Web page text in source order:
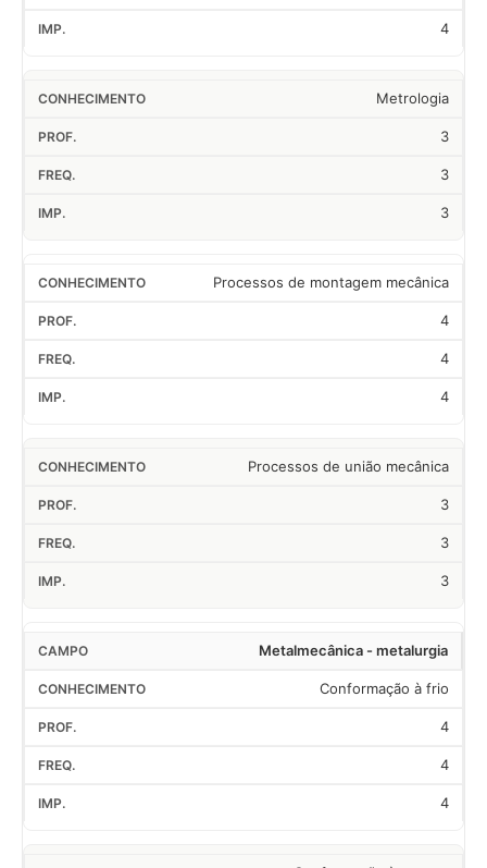
4
Metrologia
3
3
3
Processos de montagem mecânica
4
4
4
Processos de união mecânica
3
3
3
Metalmecânica - metalurgia
Conformação à frio
4
4
4